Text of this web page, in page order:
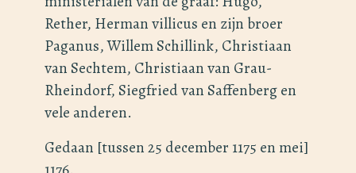
Rether, Herman villicus en zijn broer
Paganus, Willem Schillink, Christiaan
van Sechtem, Christiaan van Grau-
Rheindorf, Siegfried van Saffenberg en
vele anderen.
Gedaan [tussen 25 december 1175 en mei]